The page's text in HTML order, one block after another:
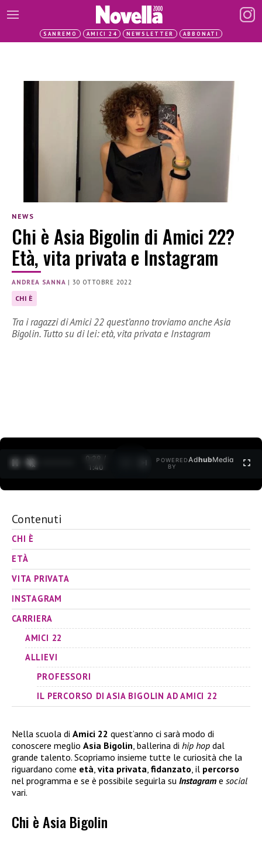
SANREMO AMICI 24 NEWSLETTER ABBONATI
NEWS
Chi è Asia Bigolin di Amici 22?
Età, vita privata e Instagram
ANDREA SANNA |30 OTTOBRE 2022
CHI È
Tra i ragazzi di Amici 22 quest’anno troviamo anche Asia
Bigolin. Tutto su di lei: età, vita privata e Instagram
0:30 /
1:40
POWERED
BY
AdhubMedia
Contenuti
CHI È
ETÀ
VITA PRIVATA
INSTAGRAM
CARRIERA
AMICI 22
ALLIEVI
PROFESSORI
IL PERCORSO DI ASIA BIGOLIN AD AMICI 22
Nella scuola di Amici 22 quest’anno ci sarà modo di
conoscere meglio Asia Bigolin , ballerina di hip hop dal
grande talento. Scopriamo insieme tutte le curiosità che la
riguardano come età vita privata fidanzato , il percorso
nel programma e se è possibile seguirla su Instagram e social
vari.
Chi è Asia Bigolin